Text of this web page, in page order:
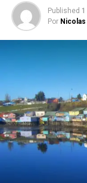
Published 1
Por Nicolas